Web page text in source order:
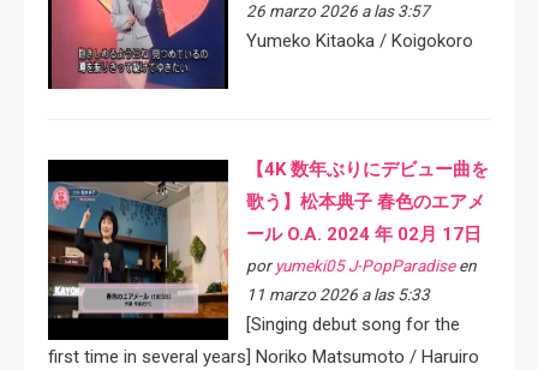
26 marzo 2026 a las 3:57
Yumeko Kitaoka / Koigokoro
【4K 数年ぶりにデビュー曲を
歌う】松本典子 春色のエアメ
ール O.A. 2024 年 02月 17日
por yumeki05 J-PopParadiseen
11 marzo 2026 a las 5:33
[Singing debut song for the
first time in several years] Noriko Matsumoto / Haruiro